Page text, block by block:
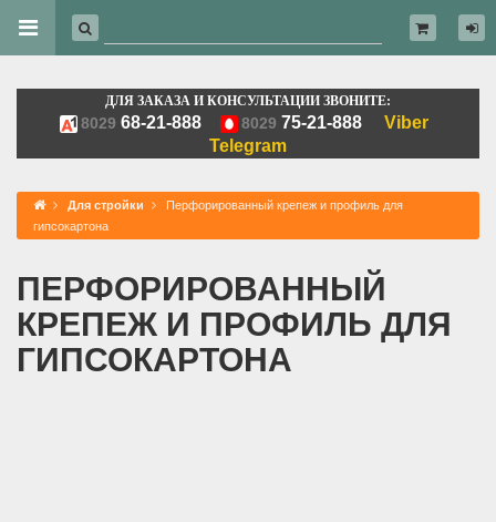
ДЛЯ ЗАКАЗА И КОНСУЛЬТАЦИИ ЗВОНИТЕ:
8029 68-21-888 8029 75-21-888
Viber
Telegram
Для стройки
Перфорированный крепеж и профиль для
гипсокартона
ПЕРФОРИРОВАННЫЙ
КРЕПЕЖ И ПРОФИЛЬ ДЛЯ
ГИПСОКАРТОНА